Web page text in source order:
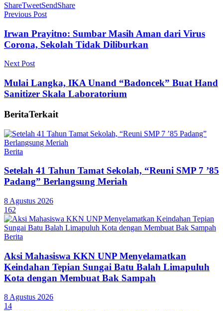
ShareTweetSendShare
Previous Post
Irwan Prayitno: Sumbar Masih Aman dari Virus
Corona, Sekolah Tidak Diliburkan
Next Post
Mulai Langka, IKA Unand “Badoncek” Buat Hand
Sanitizer Skala Laboratorium
BeritaTerkait
Berita
Setelah 41 Tahun Tamat Sekolah, “Reuni SMP 7 ’85
Padang” Berlangsung Meriah
8 Agustus 2026
162
Berita
Aksi Mahasiswa KKN UNP Menyelamatkan
Keindahan Tepian Sungai Batu Balah Limapuluh
Kota dengan Membuat Bak Sampah
8 Agustus 2026
14